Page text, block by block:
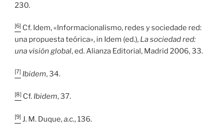
230.
[6] Cf. Idem, «Informacionalismo, redes y sociedade red:
una propuesta teórica», in Idem (ed.), La sociedad red:
una visión global, ed. Alianza Editorial, Madrid 2006, 33.
[7] Ibidem, 34.
[8] Cf. Ibidem, 37.
[9] J. M. Duque,a.c., 136.